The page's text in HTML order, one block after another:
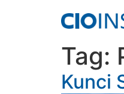
Tag:
Kunci